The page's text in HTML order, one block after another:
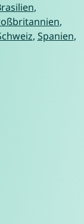
,
,
, Spanien,